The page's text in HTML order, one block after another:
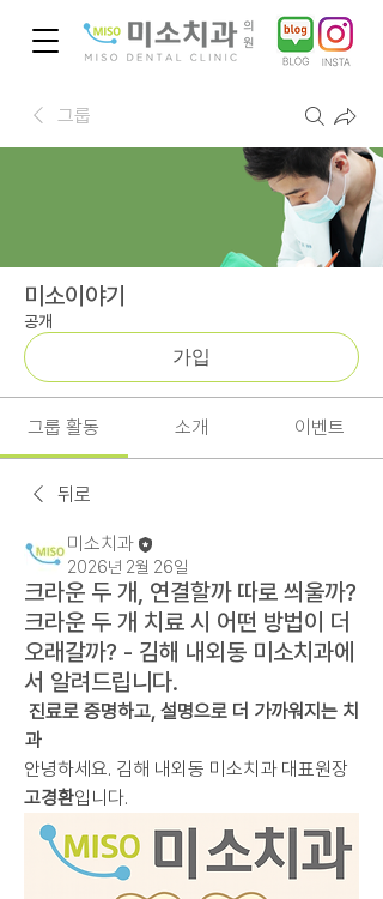
그룹
미소이야기
공개
가입
그룹 활동 소개 이벤트
뒤로
미소치과
2026년 2월 26일
크라운 두 개, 연결할까 따로 씌울까?
크라운 두 개 치료 시 어떤 방법이 더
오래갈까? - 김해 내외동 미소치과에
서 알려드립니다.
진료로 증명하고, 설명으로 더 가까워지는 치
과
고경환입니다.